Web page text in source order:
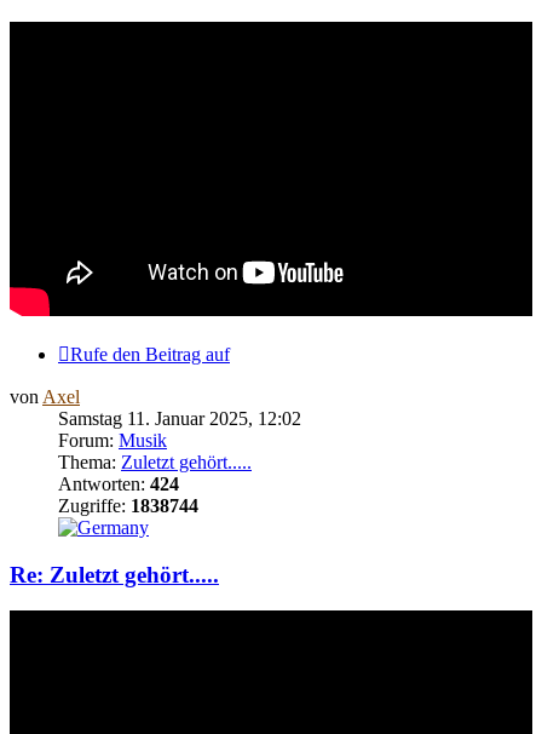
Rufe den Beitrag auf
von Axel
Samstag 11. Januar 2025, 12:02
Forum: Musik
Thema: Zuletzt gehört.....
Antworten: 424
Zugriffe: 1838744
Re: Zuletzt gehört.....